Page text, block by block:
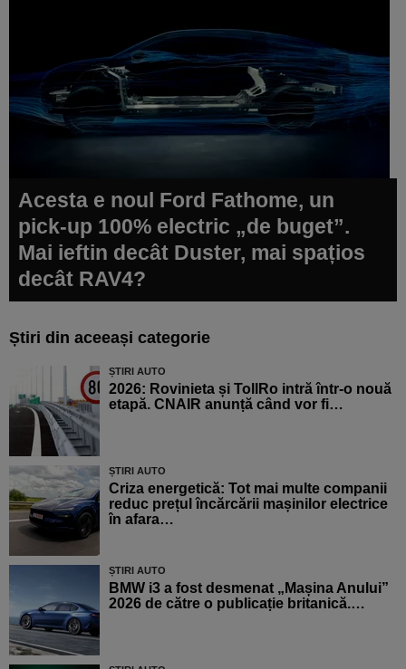
Acesta e noul Ford Fathome, un
pick-up 100% electric „de buget”.
Mai ieftin decât Duster, mai spațios
decât RAV4?
Știri din aceeași categorie
ȘTIRI AUTO
2026: Rovinieta și TollRo intră într-o nouă
etapă. CNAIR anunță când vor fi…
ȘTIRI AUTO
Criza energetică: Tot mai multe companii
reduc prețul încărcării mașinilor electrice
în afara…
ȘTIRI AUTO
BMW i3 a fost desmenat „Mașina Anului”
2026 de către o publicație britanică.…